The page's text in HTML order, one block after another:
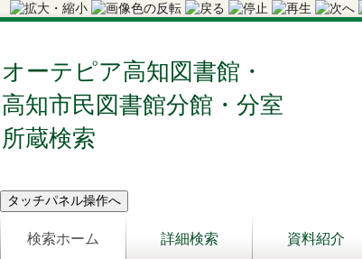
オーテピア高知図書館・
高知市民図書館分館・分室
所蔵検索
検索ホーム 詳細検索 資料紹介